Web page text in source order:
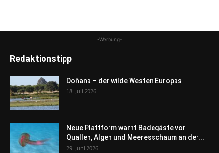
-Werbung-
Redaktionstipp
Doñana – der wilde Westen Europas
18. Juli 2026
Neue Plattform warnt Badegäste vor
Quallen, Algen und Meeresschaum an der...
29. Juni 2026